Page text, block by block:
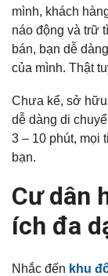
mình, khách
náo động và trữ
bán, bạn dễ
của mình. Thật
Chưa kể, sở hữu
dễ dàng di
3 – 10 phút, mọi
bạn.
Cư dân
ích đa
Nhắc đến khu